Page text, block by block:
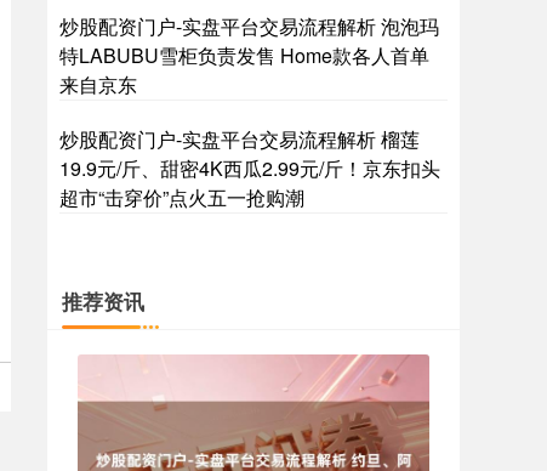
国债指数 229.59 -0.00 0.00%
期指IC0 -1.00 -0.01%
炒股配资门户-实盘平台交易流程解析 泡泡玛
特LABUBU雪柜负责发售 Home款各人首单
来自京东
炒股配资门户-实盘平台交易流程解析 榴莲
19.9元/斤、甜密4K西瓜2.99元/斤！京东扣头
超市“击穿价”点火五一抢购潮
推荐资讯